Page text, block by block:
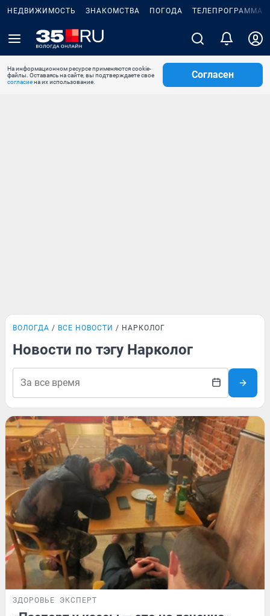
НЕДВИЖИМОСТЬ ЗНАКОМСТВА ПОГОДА ТЕЛЕПРОГРАММА
На информационном ресурсе применяются cookie-
файлы. Оставаясь на сайте, вы подтверждаете свое
согласиена их использование.
Согласен
ВОЛОГДА ВСЕ НОВОСТИ НАРКОЛОГ
Новости по тэгу Нарколог
ЗДОРОВЬЕ ЭКСПЕРТ